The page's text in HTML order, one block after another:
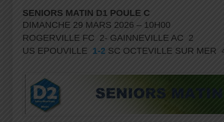
SENIORS MATIN D1 POULE C
DIMANCHE 29 MARS 2026 – 10H00
ROGERVILLE FC 2- GAINNEVILLE AC 2
US EPOUVILLE 1-2 SC OCTEVILLE SUR MER